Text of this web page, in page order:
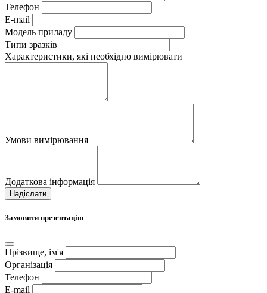
Телефон
E-mail
Модель приладу
Типи зразків
Характеристики, які необхідно вимірювати
Умови вимірювання
Додаткова інформація
Надіслати
Замовити презентацію
Прізвище, ім'я
Організація
Телефон
E-mail